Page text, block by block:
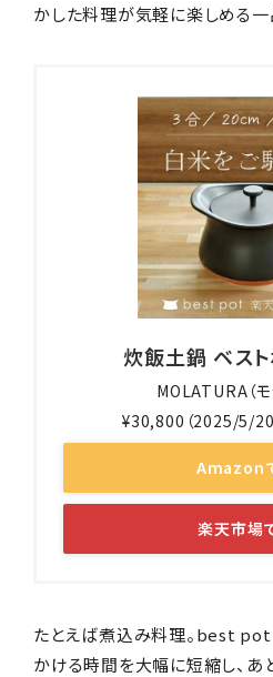
かした料理が気軽に楽しめる一
炊飯土鍋 ベス
MOLATURA（モ
¥30,800（2025/5/20
Amazon
楽天市場
たとえば煮込み料理。best pot
かける時間を大幅に短縮し、あ